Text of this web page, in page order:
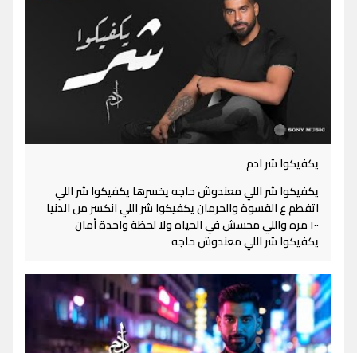
يكفيكوا شر ادم
يكفيكوا شر اللي معندوش حاجه يخسرها يكفيكوا شر اللي
اتفطم ع القسوة والحرمان يكفيكوا شر اللي انكسر من الدنيا
١٠٠ مره واللي محسش في الحياه ولا لحظة واحدة أمان
يكفيكوا شر اللي معندوش حاجه